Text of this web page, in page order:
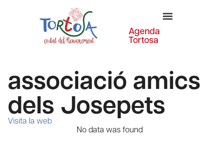
Agenda
Tortosa
associació amics
dels Josepets
Visita la web
No data was found